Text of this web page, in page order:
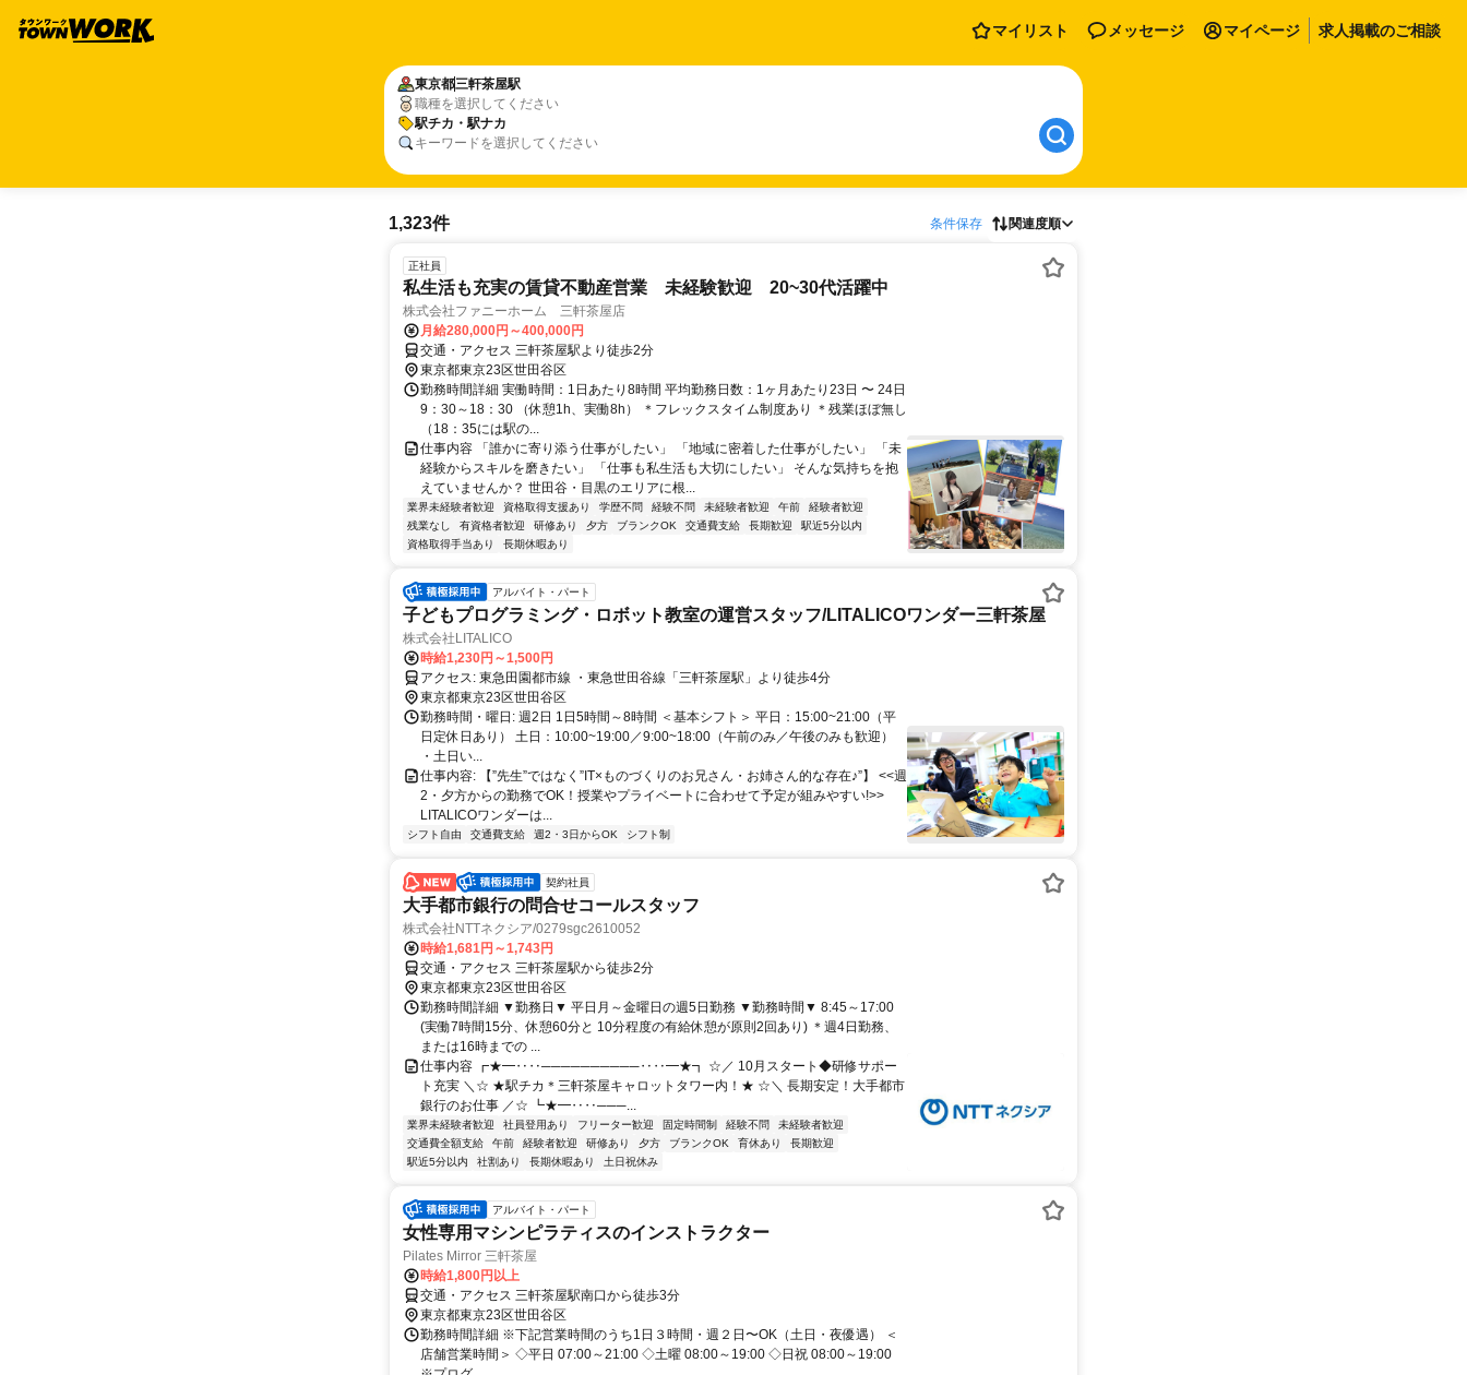
マイリスト メッセージ マイページ 求人掲載のご相談
東京都三軒茶屋駅
職種を選択してください
駅チカ・駅ナカ
キーワードを選択してください
1,323件 条件保存 関連度順
正社員
私生活も充実の賃貸不動産営業 未経験歓迎 20~30代活躍中
株式会社ファニーホーム 三軒茶屋店
月給280,000円～400,000円
交通・アクセス 三軒茶屋駅より徒歩2分
東京都東京23区世田谷区
勤務時間詳細 実働時間：1日あたり8時間 平均勤務日数：1ヶ月あたり23日 〜 24日
9：30～18：30 （休憩1h、実働8h） ＊フレックスタイム制度あり ＊残業ほぼ無し
（18：35には駅の...
仕事内容 「誰かに寄り添う仕事がしたい」 「地域に密着した仕事がしたい」 「未
経験からスキルを磨きたい」 「仕事も私生活も大切にしたい」 そんな気持ちを抱
えていませんか？ 世田谷・目黒のエリアに根...
業界未経験者歓迎 資格取得支援あり 学歴不問 経験不問 未経験者歓迎 午前
経験者歓迎
残業なし
有資格者歓迎 研修あり 夕方 ブランクOK 交通費支給 長期歓迎
駅近5分以内
資格取得手当あり
長期休暇あり
アルバイト・パート
子どもプログラミング・ロボット教室の運営スタッフ/LITALICOワンダー三軒茶屋
株式会社LITALICO
時給1,230円～1,500円
アクセス: 東急田園都市線 ・東急世田谷線「三軒茶屋駅」より徒歩4分
東京都東京23区世田谷区
勤務時間・曜日: 週2日 1日5時間～8時間 ＜基本シフト＞ 平日：15:00~21:00（平
日定休日あり） 土日：10:00~19:00／9:00~18:00（午前のみ／午後のみも歓迎）
・土日い...
仕事内容: 【”先生”ではなく”IT×ものづくりのお兄さん・お姉さん的な存在♪”】 <<週
2・夕方からの勤務でOK！授業やプライベートに合わせて予定が組みやすい!>>
LITALICOワンダーは...
シフト自由 交通費支給 週2・3日からOK シフト制
契約社員
大手都市銀行の問合せコールスタッフ
株式会社NTTネクシア/0279sgc2610052
時給1,681円～1,743円
交通・アクセス 三軒茶屋駅から徒歩2分
東京都東京23区世田谷区
勤務時間詳細 ▼勤務日▼ 平日月～金曜日の週5日勤務 ▼勤務時間▼ 8:45～17:00
(実働7時間15分、休憩60分と 10分程度の有給休憩が原則2回あり) ＊週4日勤務、
または16時までの ...
仕事内容 ┏★━‥‥──────────‥‥━★┓ ☆／ 10月スタート◆研修サポー
ト充実 ＼☆ ★駅チカ＊三軒茶屋キャロットタワー内！★ ☆＼ 長期安定！大手都市
銀行のお仕事 ／☆ ┗★━‥‥───...
業界未経験者歓迎 社員登用あり フリーター歓迎 固定時間制 経験不問
未経験者歓迎
交通費全額支給
午前 経験者歓迎 研修あり 夕方 ブランクOK 育休あり
長期歓迎
駅近5分以内
社割あり 長期休暇あり 土日祝休み
アルバイト・パート
女性専用マシンピラティスのインストラクター
Pilates Mirror 三軒茶屋
時給1,800円以上
交通・アクセス 三軒茶屋駅南口から徒歩3分
東京都東京23区世田谷区
勤務時間詳細 ※下記営業時間のうち1日３時間・週２日〜OK（土日・夜優遇） ＜
店舗営業時間＞ ◇平日 07:00～21:00 ◇土曜 08:00～19:00 ◇日祝 08:00～19:00